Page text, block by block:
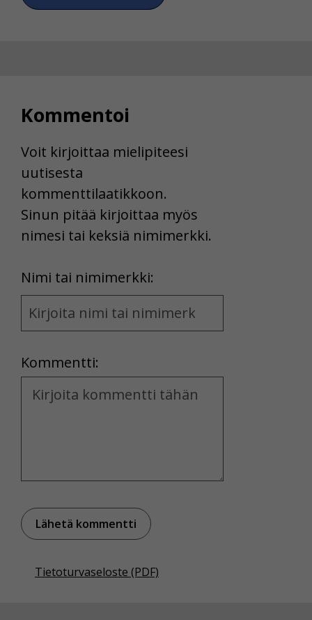
Kommentoi
Voit kirjoittaa mielipiteesi
uutisesta
kommenttilaatikkoon.
Sinun pitää kirjoittaa myös
nimesi tai keksiä nimimerkki.
Nimi tai nimimerkki:
Name
and
Kommentti:
Kommentti
Tietoturvaseloste (PDF)